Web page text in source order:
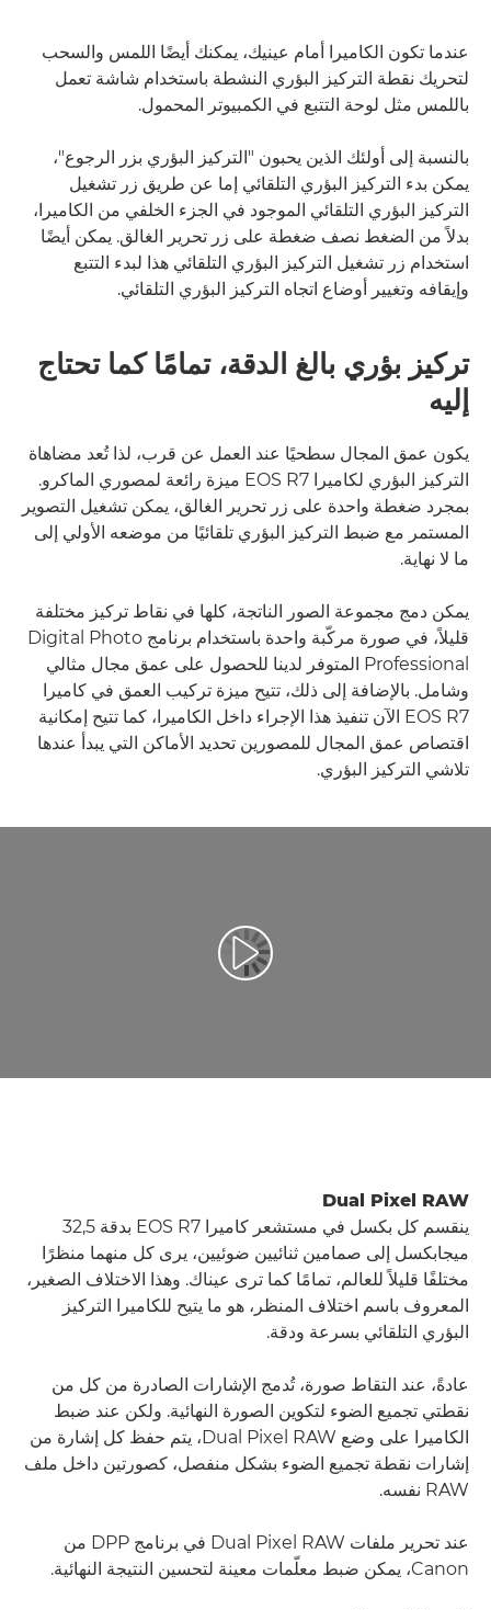
عندما تكون الكاميرا أمام عينيك، يمكنك أيضًا اللمس والسحب
لتحريك نقطة التركيز البؤري النشطة باستخدام شاشة تعمل
باللمس مثل لوحة التتبع في الكمبيوتر المحمول.
بالنسبة إلى أولئك الذين يحبون "التركيز البؤري بزر الرجوع"،
يمكن بدء التركيز البؤري التلقائي إما عن طريق زر تشغيل
التركيز البؤري التلقائي الموجود في الجزء الخلفي من الكاميرا،
بدلاً من الضغط نصف ضغطة على زر تحرير الغالق. يمكن أيضًا
استخدام زر تشغيل التركيز البؤري التلقائي هذا لبدء التتبع
وإيقافه وتغيير أوضاع اتجاه التركيز البؤري التلقائي.
تركيز بؤري بالغ الدقة، تمامًا كما تحتاج
إليه
يكون عمق المجال سطحيًا عند العمل عن قرب، لذا تُعد مضاهاة
التركيز البؤري لكاميرا EOS R7 ميزة رائعة لمصوري الماكرو.
بمجرد ضغطة واحدة على زر تحرير الغالق، يمكن تشغيل التصوير
المستمر مع ضبط التركيز البؤري تلقائيًا من موضعه الأولي إلى
ما لا نهاية.
يمكن دمج مجموعة الصور الناتجة، كلها في نقاط تركيز مختلفة
قليلاً، في صورة مركّبة واحدة باستخدام برنامج Digital Photo
Professional المتوفر لدينا للحصول على عمق مجال مثالي
وشامل. بالإضافة إلى ذلك، تتيح ميزة تركيب العمق في كاميرا
EOS R7 الآن تنفيذ هذا الإجراء داخل الكاميرا، كما تتيح إمكانية
اقتصاص عمق المجال للمصورين تحديد الأماكن التي يبدأ عندها
تلاشي التركيز البؤري.
تشغيل الفيديو
Dual Pixel RAW
ينقسم كل بكسل في مستشعر كاميرا EOS R7 بدقة 32,5
ميجابكسل إلى صمامين ثنائيين ضوئيين، يرى كل منهما منظرًا
مختلفًا قليلاً للعالم، تمامًا كما ترى عيناك. وهذا الاختلاف الصغير،
المعروف باسم اختلاف المنظر، هو ما يتيح للكاميرا التركيز
البؤري التلقائي بسرعة ودقة.
عادةً، عند التقاط صورة، تُدمج الإشارات الصادرة من كل من
نقطتي تجميع الضوء لتكوين الصورة النهائية. ولكن عند ضبط
الكاميرا على وضع Dual Pixel RAW، يتم حفظ كل إشارة من
إشارات نقطة تجميع الضوء بشكل منفصل، كصورتين داخل ملف
RAW نفسه.
عند تحرير ملفات Dual Pixel RAW في برنامج DPP من
Canon، يمكن ضبط معلّمات معينة لتحسين النتيجة النهائية.